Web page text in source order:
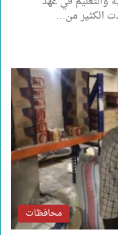
الكثير من…
محافظات